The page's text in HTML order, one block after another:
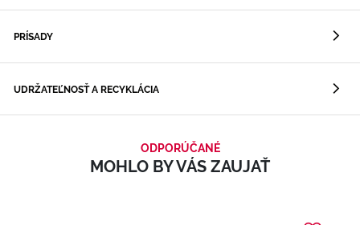
PRÍSADY
UDRŽATEĽNOSŤ A RECYKLÁCIA
ODPORÚČANÉ
MOHLO BY VÁS ZAUJAŤ